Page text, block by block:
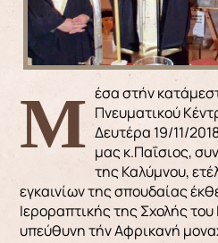
Μέσα στήν κατάμεστη αίθουσα του Πνευματικού
Δευτέρα 19/11/
μας κ.Παΐσιος,
της Καλύμνου,
εγκαινίων της σπουδαίας
Ιεροραπτικής της Σχολής
υπεύθυνη τήν Αφρικανή